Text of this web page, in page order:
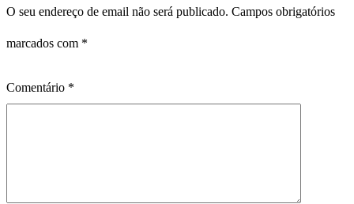
O seu endereço de email não será publicado. Campos obrigatórios
marcados com *
Comentário *